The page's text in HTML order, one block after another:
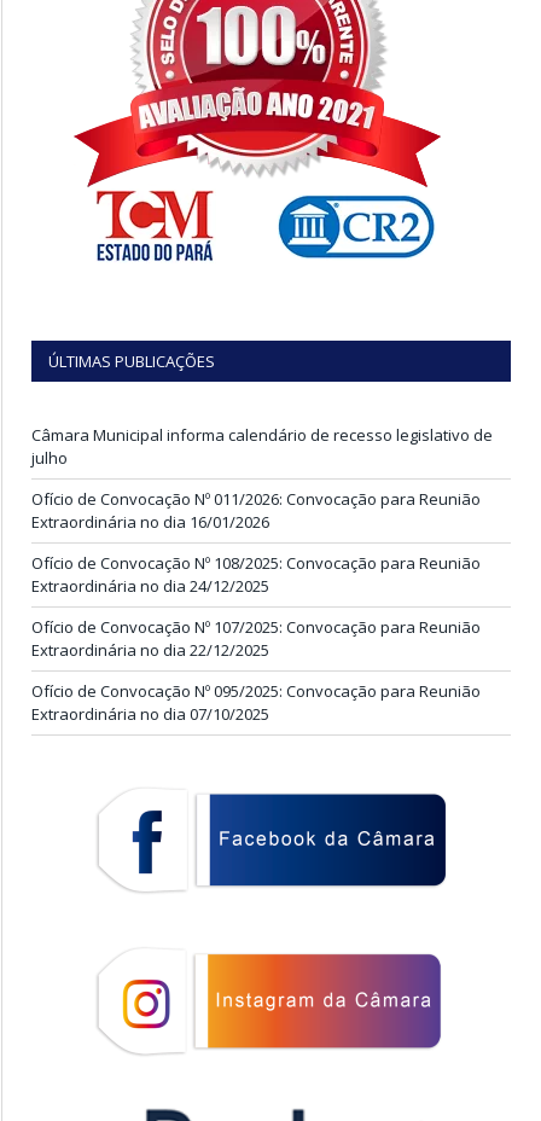
ÚLTIMAS PUBLICAÇÕES
Câmara Municipal informa calendário de recesso legislativo de
julho
Ofício de Convocação Nº 011/2026: Convocação para Reunião
Extraordinária no dia 16/01/2026
Ofício de Convocação Nº 108/2025: Convocação para Reunião
Extraordinária no dia 24/12/2025
Ofício de Convocação Nº 107/2025: Convocação para Reunião
Extraordinária no dia 22/12/2025
Ofício de Convocação Nº 095/2025: Convocação para Reunião
Extraordinária no dia 07/10/2025